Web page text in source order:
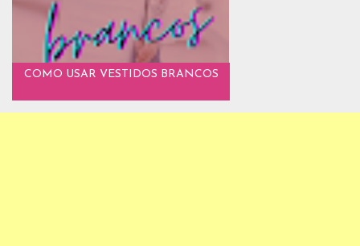
COMO USAR VESTIDOS BRANCOS